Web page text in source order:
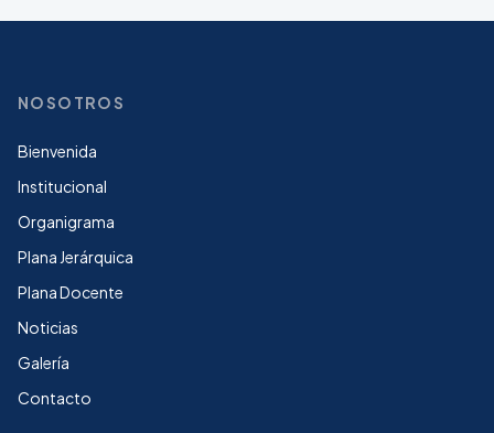
NOSOTROS
Bienvenida
Institucional
Organigrama
Plana Jerárquica
Plana Docente
Noticias
Galería
Contacto